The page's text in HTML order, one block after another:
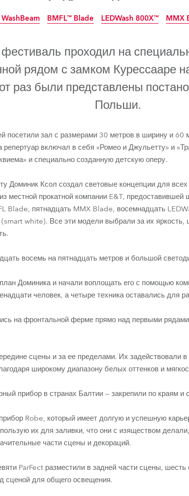
BMFL™ Blade
BMFL™ Blade
LEDWash 800X™
LEDWash 800X™
MMX
MMX
проходил на
рядом с замком Курессааре
раз были представлены
Польши.
посетили зал с размерами 30 метров в ширину и 60
включал в себя «Ромео и Джульетту» и
и специально созданную детскую оперу.
Доминик Ксол создал световые концепции для
местной прокатной компании E&T,
Blade, пятнадцать MMX Blade, восемнадцать
white). Все эти модели выбрали за их
восемь на пятнадцать метров и большой
Доминика и начали воплощать его с помощью
человек, а четыре техника оставались для
на фронтальной ферме прямо над первыми рядами
сцены и за ее пределами. Их задействовали
широкому диапазону белых оттенков и
прибор в странах Балтии — закрепили по краям и
Robe, который имеет долгую и успешную
их для заливки, что они с изяществом
части сцены и декораций.
ParFect разместили в задней части сцены,
сценой для общего освещения.